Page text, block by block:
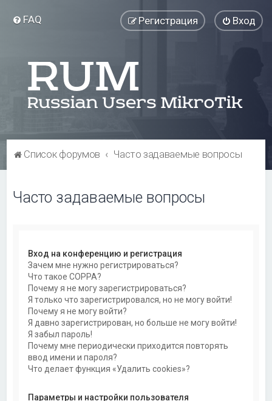
FAQ Вход
Регистрация
Список форумов Часто задаваемые вопросы
Часто задаваемые вопросы
Вход на конференцию и регистрация
Зачем мне нужно регистрироваться?
Что такое COPPA?
Почему я не могу зарегистрироваться?
Я только что зарегистрировался, но не могу войти!
Почему я не могу войти?
Я давно зарегистрирован, но больше не могу войти!
Я забыл пароль!
Почему мне периодически приходится повторять
ввод имени и пароля?
Что делает функция «Удалить cookies»?
Параметры и настройки пользователя